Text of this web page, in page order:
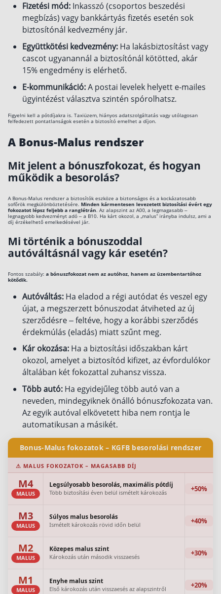
Fizetési mód: Inkasszó (csoportos beszedési
megbízás) vagy bankkártyás fizetés esetén sok
biztosítónál kedvezmény jár.
Együttkötési kedvezmény: Ha lakásbiztosítást vagy
cascot ugyanannál a biztosítónál kötötted, akár
15% engedmény is elérhető.
E-kommunikáció:A postai levelek helyett e-mailes
ügyintézést választva szintén spórolhatsz.
Figyelni kell a pótdíjakra is. Taxiüzem, hiányos adatszolgáltatás vagy utólagosan
felfedezett pontatlanságok esetén a biztosító emelhet a díjon.
A Bonus-Malus rendszer
Mit jelent a bónuszfokozat, és hogyan
működik a besorolás?
A Bonus-Malus rendszer a biztosítók eszköze a biztonságos és a kockázatosabb
sofőrök megkülönböztetésére. Minden kármentesen levezetett biztosítási évért egy
fokozatot lépsz feljebb a ranglétrán. Az alapszint az A00, a legmagasabb –
legnagyobb kedvezményt adó – a B10. Ha kárt okozol, a „malus” irányba indulsz, ami a
díj érzékelhető emelkedésével jár.
Mi történik a bónuszoddal
autóváltásnál vagy kár esetén?
Fontos szabály: a bónuszfokozat nem az autóhoz, hanem az üzembentartóhoz
kötődik.
Autóváltás: Ha eladod a régi autódat és veszel egy
újat, a megszerzett bónuszodat átviheted az új
szerződésre – feltéve, hogy a korábbi szerződés
érdekmúlás (eladás) miatt szűnt meg.
Kár okozása: Ha a biztosítási időszakban kárt
okozol, amelyet a biztosítód kifizet, az évfordulókor
általában két fokozattal zuhansz vissza.
Több autó: Ha egyidejűleg több autó van a
neveden, mindegyiknek önálló bónuszfokozata van.
Az egyik autóval elkövetett hiba nem rontja le
automatikusan a másikét.
Bonus-Malus fokozatok – KGFB besorolási rendszer
⚠ MALUS FOKOZATOK – MAGASABB DÍJ
M4
MALUS
Legsúlyosabb besorolás, maximális pótdíj
Több biztosítási éven belül ismételt károkozás +50%
M3
MALUS
Súlyos malus besorolás
Ismételt károkozás rövid időn belül +40%
M2
MALUS
Közepes malus szint
Károkozás után második visszaesés +30%
M1
MALUS
Enyhe malus szint
Első károkozás után visszaesés az alapszintről +20%